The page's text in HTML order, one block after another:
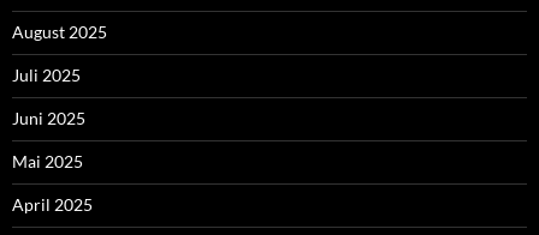
August 2025
Juli 2025
Juni 2025
Mai 2025
April 2025